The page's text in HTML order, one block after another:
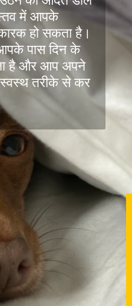
में आपके
हो सकता है।
पास दिन के
है और आप अपने
तरीके से कर